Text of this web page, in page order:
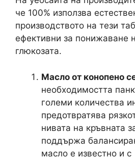
че 100% използва
производството на тези
ефективни за понижаване
глюкозата.
Масло от конопено
необходимостта
големи количества
предотвратява
нивата на кръвната
поддържа
масло е известно и с